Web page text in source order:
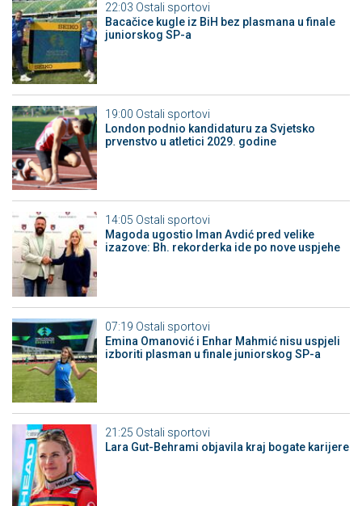
22:03 Ostali sportovi
Bacačice kugle iz BiH bez plasmana u finale
juniorskog SP-a
19:00 Ostali sportovi
London podnio kandidaturu za Svjetsko
prvenstvo u atletici 2029. godine
14:05 Ostali sportovi
Magoda ugostio Iman Avdić pred velike
izazove: Bh. rekorderka ide po nove uspjehe
07:19 Ostali sportovi
Emina Omanović i Enhar Mahmić nisu uspjeli
izboriti plasman u finale juniorskog SP-a
21:25 Ostali sportovi
Lara Gut-Behrami objavila kraj bogate karijere